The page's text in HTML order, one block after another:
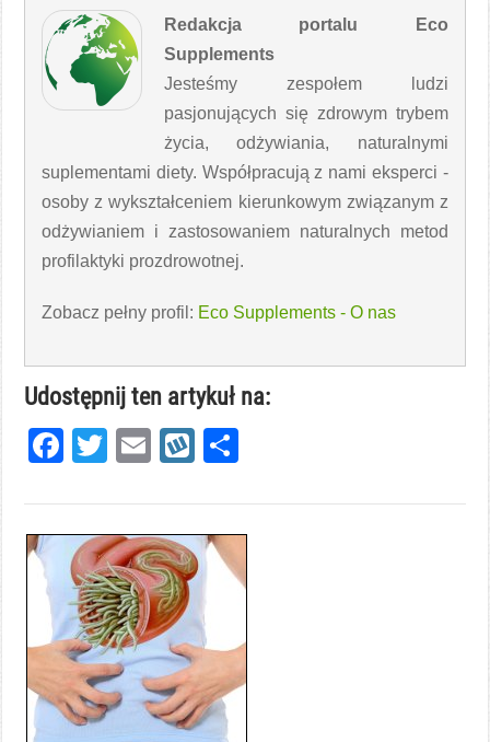
Redakcja portalu Eco
Supplements
Jesteśmy zespołem ludzi
pasjonujących się zdrowym trybem
życia, odżywiania, naturalnymi
suplementami diety. Współpracują z nami eksperci -
osoby z wykształceniem kierunkowym związanym z
odżywianiem i zastosowaniem naturalnych metod
profilaktyki prozdrowotnej.
Zobacz pełny profil: Eco Supplements - O nas
Udostępnij ten artykuł na:
Facebook
Twitter
EmailWykop